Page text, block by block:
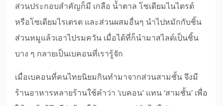
ส่วนประกอบสำคัญก็มี เกลือ น้ำตาล โซเดียมไนไตรต์
หรือโซเดียมไรเตรต และส่วนผสมอื่นๆ นำไปหมักกับชิ้น
ส่วนหมูแล้วเอาไปรมควัน เมื่อได้ที่ก็นำมาสไลด์เป็นชิ้น
บาง ๆ กลายเป็นเบคอนที่เรารู้จัก
เมื่อเบคอนที่คนไทยนิยมกินทำมาจากส่วนสามชั้น จึงมี
ร้านอาหารหลายร้านใช้คำว่า ‘เบคอน’ แทน ‘สามชั้น’ เพื่อ